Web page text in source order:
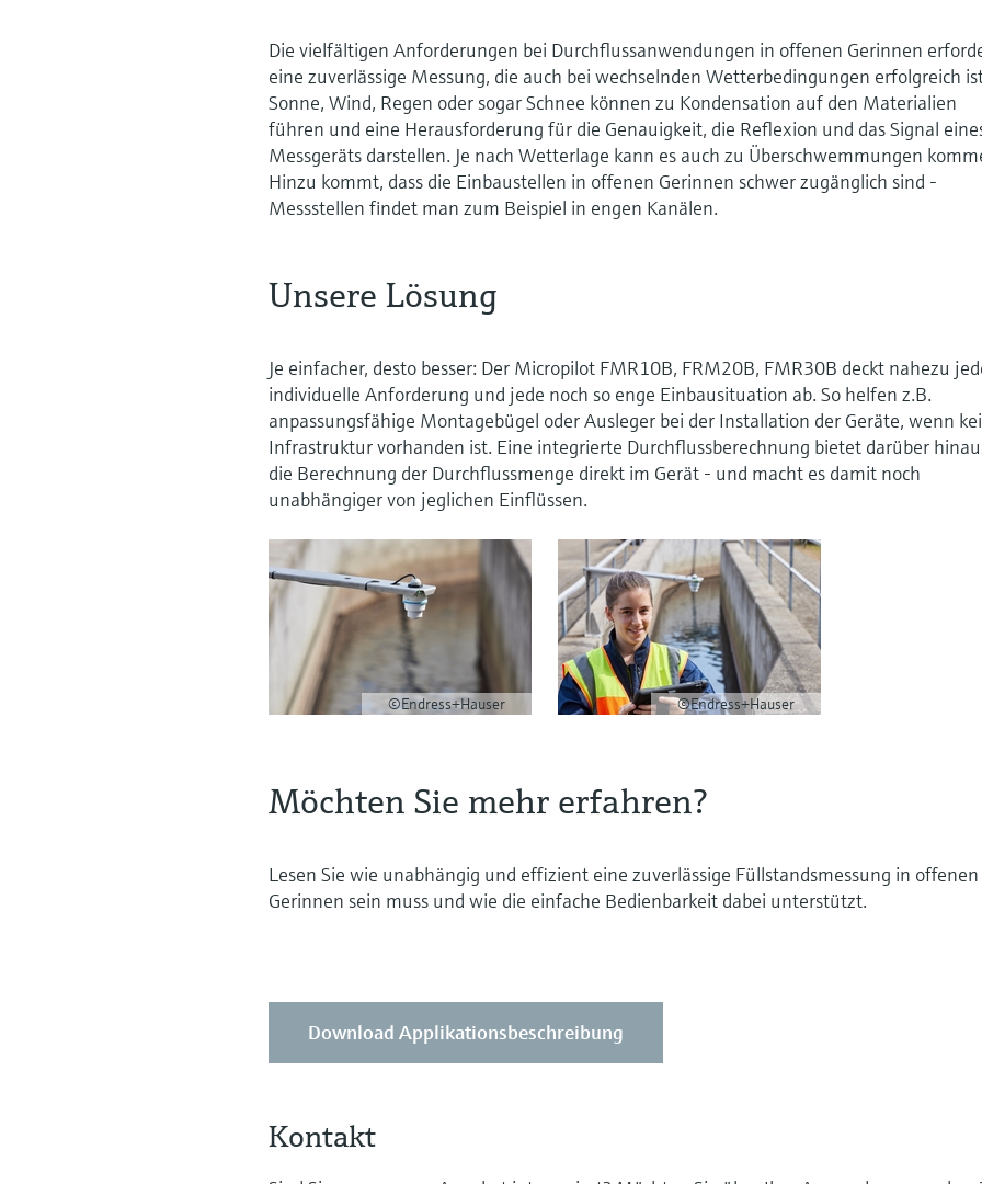
Die vielfältigen Anforderungen bei Durchflussanwendungen in offenen Gerinnen
eine zuverlässige Messung, die auch bei wechselnden Wetterbedingungen erfolgreich
Sonne, Wind, Regen oder sogar Schnee können zu Kondensation auf den Materialien
führen und eine Herausforderung für die Genauigkeit, die Reflexion und das Signal
Messgeräts darstellen. Je nach Wetterlage kann es auch zu Überschwemmungen
Hinzu kommt, dass die Einbaustellen in offenen Gerinnen schwer zugänglich sind -
Messstellen findet man zum Beispiel in engen Kanälen.
Unsere Lösung
Je einfacher, desto besser: Der Micropilot FMR10B, FRM20B, FMR30B deckt nahezu
individuelle Anforderung und jede noch so enge Einbausituation ab. So helfen z.B.
anpassungsfähige Montagebügel oder Ausleger bei der Installation der Geräte, wenn
Infrastruktur vorhanden ist. Eine integrierte Durchflussberechnung bietet darüber
die Berechnung der Durchflussmenge direkt im Gerät - und macht es damit noch
unabhängiger von jeglichen Einflüssen.
©Endress+Hauser ©Endress+Hauser
Möchten Sie mehr erfahren?
Lesen Sie wie unabhängig und effizient eine zuverlässige Füllstandsmessung in offenen
Gerinnen sein muss und wie die einfache Bedienbarkeit dabei unterstützt.
Download Applikationsbeschreibung
Kontakt